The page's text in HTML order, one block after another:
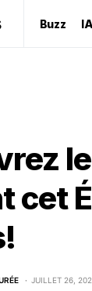
Buzz IA
cet
JUILLET 26,